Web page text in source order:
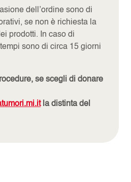
dell’ordine sono di
se non è richiesta la
prodotti. In caso di
sono di circa 15 giorni
se scegli di donare
la distinta del